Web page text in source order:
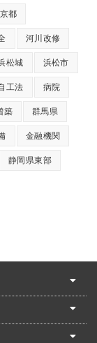
都
河川改修
松城 浜松市
工法 病院
築 群馬県
金融機関
静岡県東部